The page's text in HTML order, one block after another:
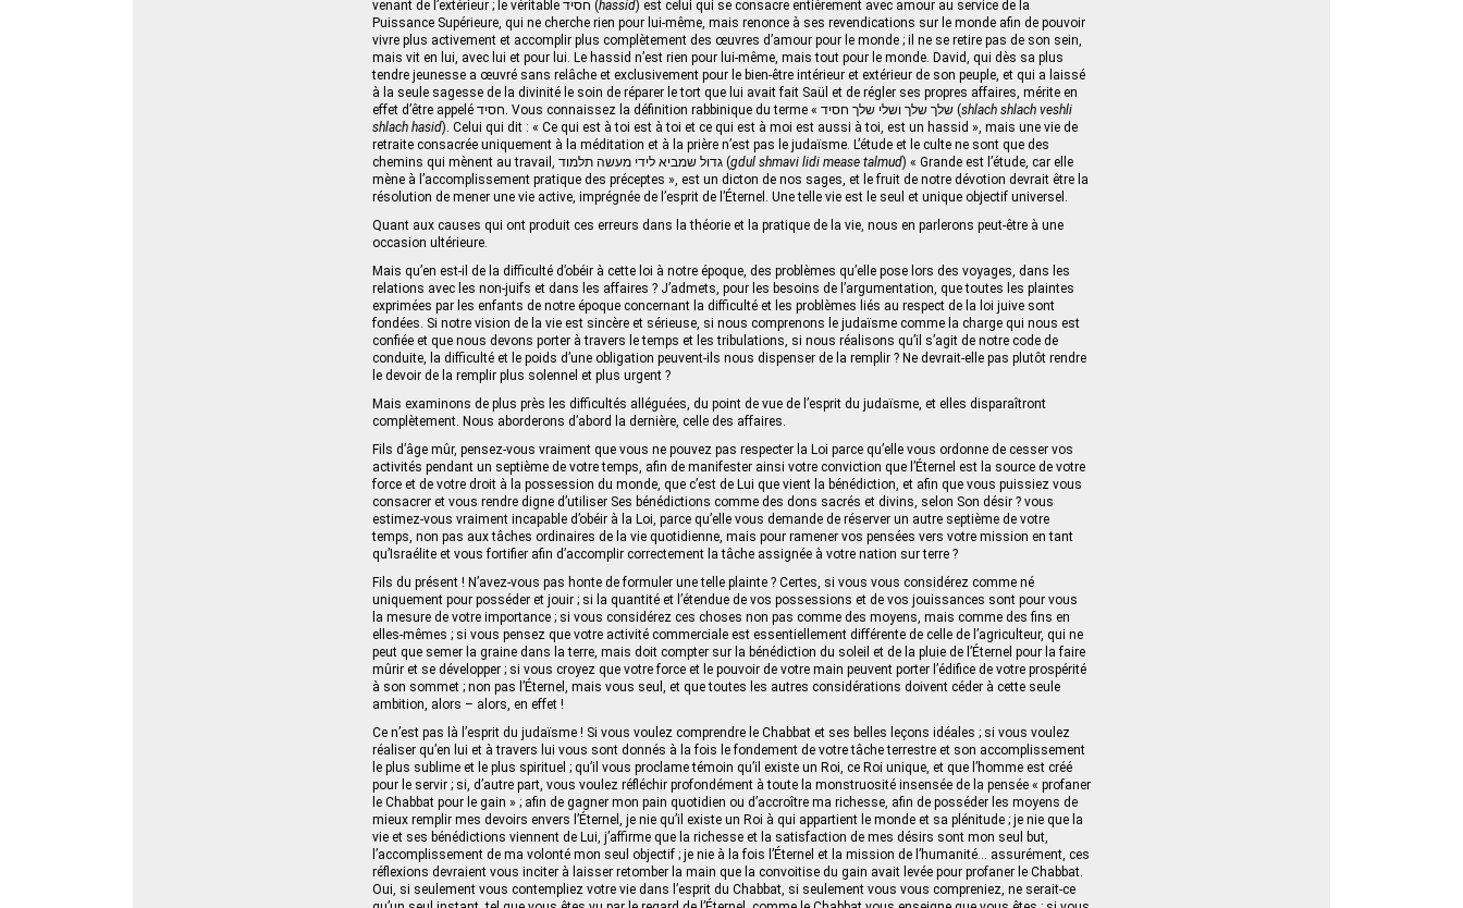
venant de l’extérieur ; le véritable חסיד (hassid) est celui qui se consacre entièrement avec amour au service de la
Puissance Supérieure, qui ne cherche rien pour lui-même, mais renonce à ses revendications sur le monde afin de pouvoir
vivre plus activement et accomplir plus complètement des œuvres d’amour pour le monde ; il ne se retire pas de son sein,
mais vit en lui, avec lui et pour lui. Le hassid n’est rien pour lui-même, mais tout pour le monde. David, qui dès sa plus
tendre jeunesse a œuvré sans relâche et exclusivement pour le bien‑être intérieur et extérieur de son peuple, et qui a laissé
à la seule sagesse de la divinité le soin de réparer le tort que lui avait fait Saül et de régler ses propres affaires, mérite en
effet d’être appelé חסיד. Vous connaissez la définition rabbinique du terme « שלך שלך ושלי שלך חסיד (shlach shlach veshli
shlach hasid). Celui qui dit : « Ce qui est à toi est à toi et ce qui est à moi est aussi à toi, est un hassid », mais une vie de
retraite consacrée uniquement à la méditation et à la prière n’est pas le judaïsme. L’étude et le culte ne sont que des
chemins qui mènent au travail, גדול שמביא לידי מעשה תלמוד (gdul shmavi lidi mease talmud) « Grande est l’étude, car elle
mène à l’accomplissement pratique des préceptes », est un dicton de nos sages, et le fruit de notre dévotion devrait être la
résolution de mener une vie active, imprégnée de l’esprit de l’Éternel. Une telle vie est le seul et unique objectif universel.
Quant aux causes qui ont produit ces erreurs dans la théorie et la pratique de la vie, nous en parlerons peut-être à une
occasion ultérieure.
Mais qu’en est-il de la difficulté d’obéir à cette loi à notre époque, des problèmes qu’elle pose lors des voyages, dans les
relations avec les non-juifs et dans les affaires ? J’admets, pour les besoins de l’argumentation, que toutes les plaintes
exprimées par les enfants de notre époque concernant la difficulté et les problèmes liés au respect de la loi juive sont
fondées. Si notre vision de la vie est sincère et sérieuse, si nous comprenons le judaïsme comme la charge qui nous est
confiée et que nous devons porter à travers le temps et les tribulations, si nous réalisons qu’il s’agit de notre code de
conduite, la difficulté et le poids d’une obligation peuvent-ils nous dispenser de la remplir ? Ne devrait-elle pas plutôt rendre
le devoir de la remplir plus solennel et plus urgent ?
Mais examinons de plus près les difficultés alléguées, du point de vue de l’esprit du judaïsme, et elles disparaîtront
complètement. Nous aborderons d’abord la dernière, celle des affaires.
Fils d’âge mûr, pensez-vous vraiment que vous ne pouvez pas respecter la Loi parce qu’elle vous ordonne de cesser vos
activités pendant un septième de votre temps, afin de manifester ainsi votre conviction que l’Éternel est la source de votre
force et de votre droit à la possession du monde, que c’est de Lui que vient la bénédiction, et afin que vous puissiez vous
consacrer et vous rendre digne d’utiliser Ses bénédictions comme des dons sacrés et divins, selon Son désir ? vous
estimez-vous vraiment incapable d’obéir à la Loi, parce qu’elle vous demande de réserver un autre septième de votre
temps, non pas aux tâches ordinaires de la vie quotidienne, mais pour ramener vos pensées vers votre mission en tant
qu’Israélite et vous fortifier afin d’accomplir correctement la tâche assignée à votre nation sur terre ?
Fils du présent ! N’avez-vous pas honte de formuler une telle plainte ? Certes, si vous vous considérez comme né
uniquement pour posséder et jouir ; si la quantité et l’étendue de vos possessions et de vos jouissances sont pour vous
la mesure de votre importance ; si vous considérez ces choses non pas comme des moyens, mais comme des fins en
elles-mêmes ; si vous pensez que votre activité commerciale est essentiellement différente de celle de l’agriculteur, qui ne
peut que semer la graine dans la terre, mais doit compter sur la bénédiction du soleil et de la pluie de l’Éternel pour la faire
mûrir et se développer ; si vous croyez que votre force et le pouvoir de votre main peuvent porter l’édifice de votre prospérité
à son sommet ; non pas l’Éternel, mais vous seul, et que toutes les autres considérations doivent céder à cette seule
ambition, alors – alors, en effet !
Ce n’est pas là l’esprit du judaïsme ! Si vous voulez comprendre le Chabbat et ses belles leçons idéales ; si vous voulez
réaliser qu’en lui et à travers lui vous sont donnés à la fois le fondement de votre tâche terrestre et son accomplissement
le plus sublime et le plus spirituel ; qu’il vous proclame témoin qu’il existe un Roi, ce Roi unique, et que l’homme est créé
pour le servir ; si, d’autre part, vous voulez réfléchir profondément à toute la monstruosité insensée de la pensée « profaner
le Chabbat pour le gain » ; afin de gagner mon pain quotidien ou d’accroître ma richesse, afin de posséder les moyens de
mieux remplir mes devoirs envers l’Éternel, je nie qu’il existe un Roi à qui appartient le monde et sa plénitude ; je nie que la
vie et ses bénédictions viennent de Lui, j’affirme que la richesse et la satisfaction de mes désirs sont mon seul but,
l’accomplissement de ma volonté mon seul objectif ; je nie à la fois l’Éternel et la mission de l’humanité… assurément, ces
réflexions devraient vous inciter à laisser retomber la main que la convoitise du gain avait levée pour profaner le Chabbat.
Oui, si seulement vous contempliez votre vie dans l’esprit du Chabbat, si seulement vous vous compreniez, ne serait-ce